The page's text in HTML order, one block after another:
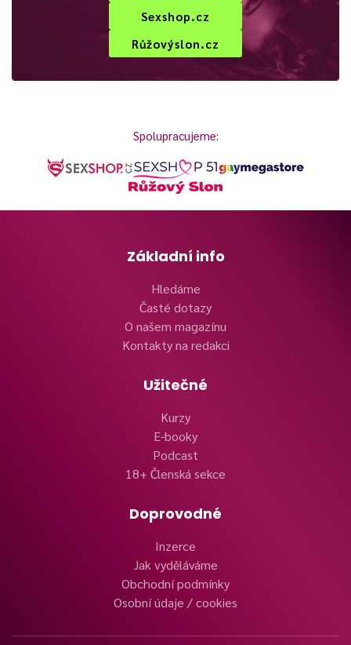
Sexshop.cz
Růžovýslon.cz
Spolupracujeme:
Základní info
Hledáme
Časté dotazy
O našem magazínu
Kontakty na redakci
Užitečné
Kurzy
E-booky
Podcast
18+ Členská sekce
Doprovodné
Inzerce
Jak vyděláváme
Obchodní podmínky
Osobní údaje / cookies